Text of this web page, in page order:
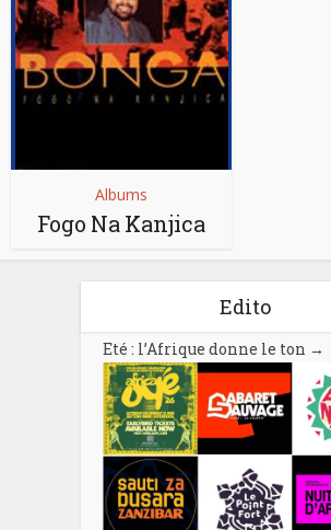
Albums
Fogo Na Kanjica
Edito
Eté : l’Afrique donne le ton →